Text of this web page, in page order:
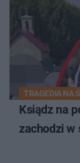
TRAGEDIA NA
Ksiądz na
zachodzi w